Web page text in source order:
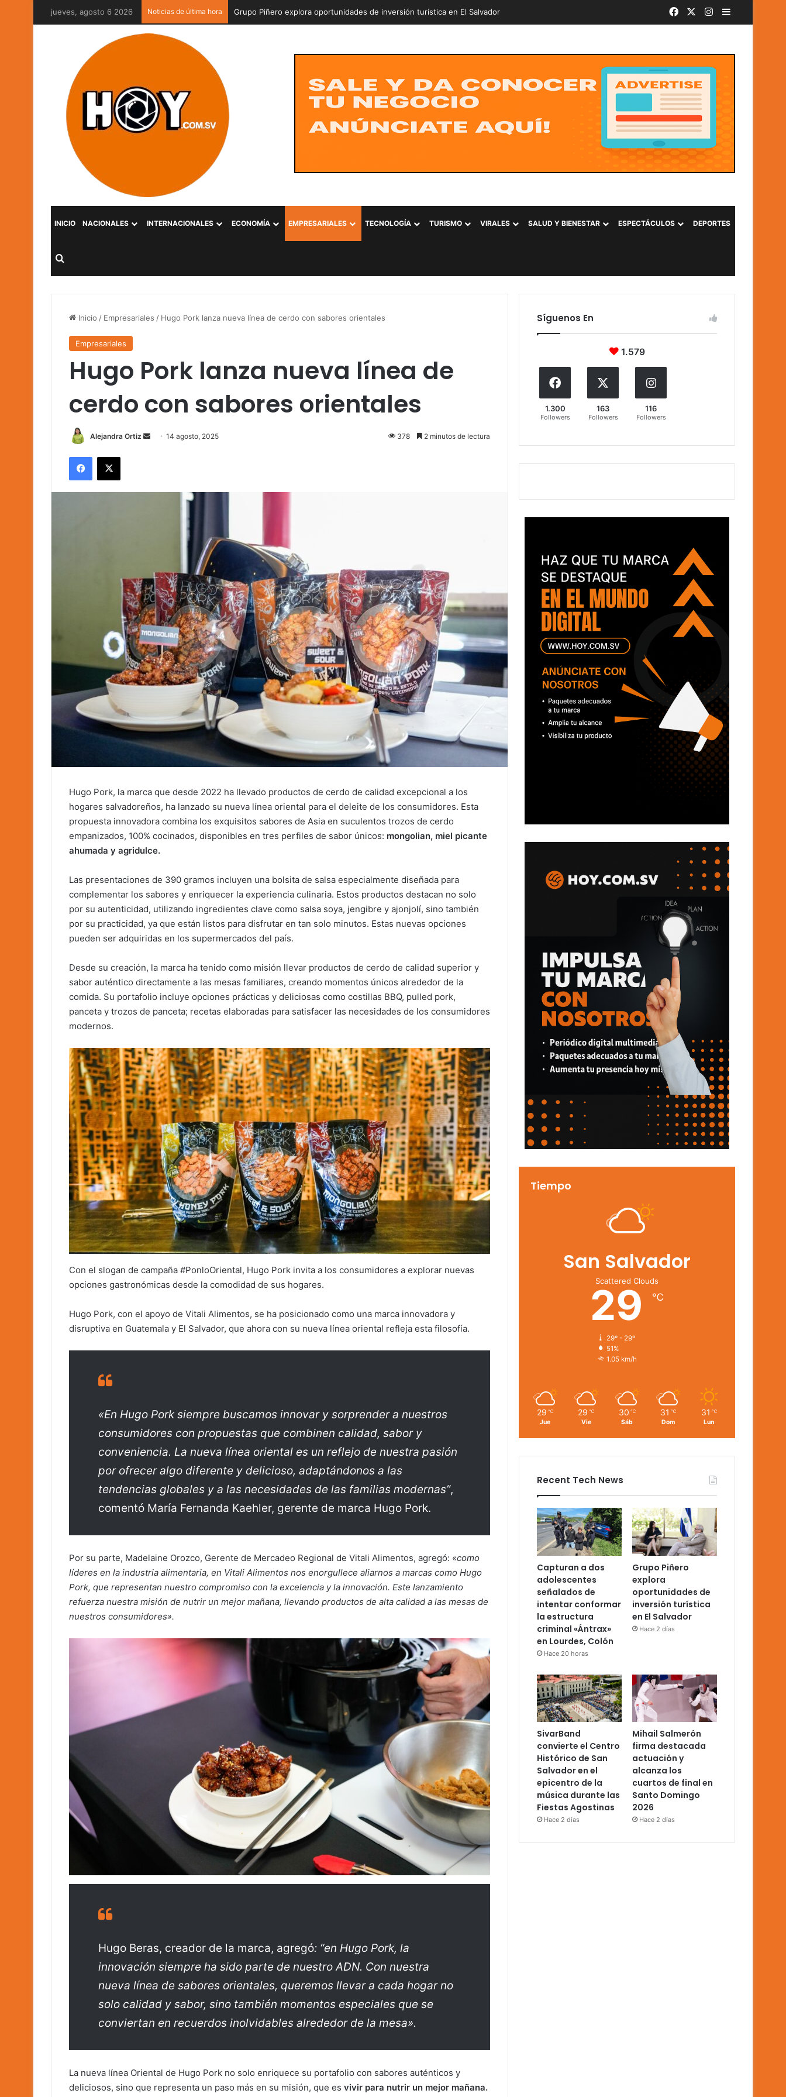
jueves, agosto 6 2026 Noticias de última hora FacebookInstagram
Barra lateral
INICIO NACIONALES INTERNACIONALES ECONOMÍA EMPRESARIALES TECNOLOGÍA TURISMO VIRALES SALUD Y BIENESTAR ESPECTÁCULOS DEPORTES
Buscar por
Inicio / Empresariales / Hugo Pork lanza nueva línea de cerdo con sabores orientales
Empresariales
Hugo Pork lanza nueva línea de
cerdo con sabores orientales
Alejandra Ortiz
Send14 agosto, 2025 378 2 minutos de lectura
Facebook
X
Hugo Pork, la marca que desde 2022 ha llevado productos de cerdo de calidad excepcional a los
hogares salvadoreños, ha lanzado su nueva línea oriental para el deleite de los consumidores. Esta
propuesta innovadora combina los exquisitos sabores de Asia en suculentos trozos de cerdo
empanizados, 100% cocinados, disponibles en tres perfiles de sabor únicos: mongolian, miel picante
ahumada y agridulce.
Las presentaciones de 390 gramos incluyen una bolsita de salsa especialmente diseñada para
complementar los sabores y enriquecer la experiencia culinaria. Estos productos destacan no solo
por su autenticidad, utilizando ingredientes clave como salsa soya, jengibre y ajonjolí, sino también
por su practicidad, ya que están listos para disfrutar en tan solo minutos. Estas nuevas opciones
pueden ser adquiridas en los supermercados del país.
Desde su creación, la marca ha tenido como misión llevar productos de cerdo de calidad superior y
sabor auténtico directamente a las mesas familiares, creando momentos únicos alrededor de la
comida. Su portafolio incluye opciones prácticas y deliciosas como costillas BBQ, pulled pork,
panceta y trozos de panceta; recetas elaboradas para satisfacer las necesidades de los consumidores
modernos.
Con el slogan de campaña #PonloOriental, Hugo Pork invita a los consumidores a explorar nuevas
opciones gastronómicas desde la comodidad de sus hogares.
Hugo Pork, con el apoyo de Vitali Alimentos, se ha posicionado como una marca innovadora y
disruptiva en Guatemala y El Salvador, que ahora con su nueva línea oriental refleja esta filosofía.
«En Hugo Pork siempre buscamos innovar y sorprender a nuestros
consumidores con propuestas que combinen calidad, sabor y
conveniencia. La nueva línea oriental es un reflejo de nuestra pasión
por ofrecer algo diferente y delicioso, adaptándonos a las
tendencias globales y a las necesidades de las familias modernas”,
comentó María Fernanda Kaehler, gerente de marca Hugo Pork.
Por su parte, Madelaine Orozco, Gerente de Mercadeo Regional de Vitali Alimentos, agregó: «como
líderes en la industria alimentaria, en Vitali Alimentos nos enorgullece aliarnos a marcas como Hugo
Pork, que representan nuestro compromiso con la excelencia y la innovación. Este lanzamiento
refuerza nuestra misión de nutrir un mejor mañana, llevando productos de alta calidad a las mesas de
nuestros consumidores».
Hugo Beras, creador de la marca, agregó: “en Hugo Pork, la
innovación siempre ha sido parte de nuestro ADN. Con nuestra
nueva línea de sabores orientales, queremos llevar a cada hogar no
solo calidad y sabor, sino también momentos especiales que se
conviertan en recuerdos inolvidables alrededor de la mesa».
La nueva línea Oriental de Hugo Pork no solo enriquece su portafolio con sabores auténticos y
deliciosos, sino que representa un paso más en su misión, que es vivir para nutrir un mejor mañana.
Síguenos En
1.579
1.300
Followers
163
Followers
116
Followers
Tiempo
San Salvador
Scattered Clouds
29 ℃
29º - 29º
51%
1.05 km/h
29 ℃
Jue
29 ℃
Vie
30 ℃
Sáb
31 ℃
Dom
31 ℃
Lun
Recent Tech News
Capturan a dos
adolescentes
señalados de
intentar conformar
la estructura
criminal «Ántrax»
en Lourdes, Colón
Hace 20 horas
Grupo Piñero
explora
oportunidades de
inversión turística
en El Salvador
Hace 2 días
SivarBand
convierte el Centro
Histórico de San
Salvador en el
epicentro de la
música durante las
Fiestas Agostinas
Hace 2 días
Mihail Salmerón
firma destacada
actuación y
alcanza los
cuartos de final en
Santo Domingo
2026
Hace 2 días